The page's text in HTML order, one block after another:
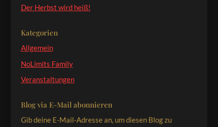
Der Herbst wird heiß!
Kategorien
Allgemein
NoLimits Family
Veranstaltungen
Blog via E-Mail abonnieren
Gib deine E-Mail-Adresse an, um diesen Blog zu